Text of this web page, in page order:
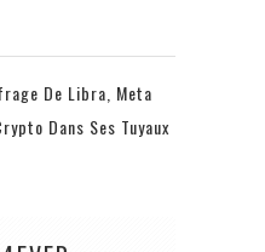
De Libra, Meta
Dans Ses Tuyaux